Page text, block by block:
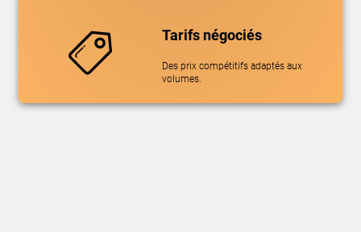
Tarifs négociés
Des prix compétitifs adaptés aux
volumes.